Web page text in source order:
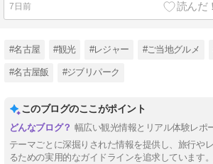
7日前
#名古屋 #観光 #レジャー #ご当地グルメ
#名古屋飯 #ジブリパーク
このブログのここがポイント
幅広い観光情報とリアル体験レポ
テーマごとに深掘りされた情報を提供し、旅行や
るための実用的なガイドラインを追求しています